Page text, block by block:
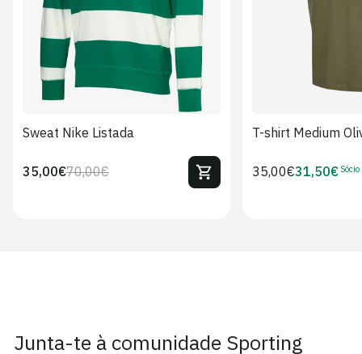
Sweat Nike Listada
Preço
70,00€Preço
35,00€
T-shirt Medium
Preço
35,00€Preço
31,50€ Sócio
Junta-te à comunidade Sporting